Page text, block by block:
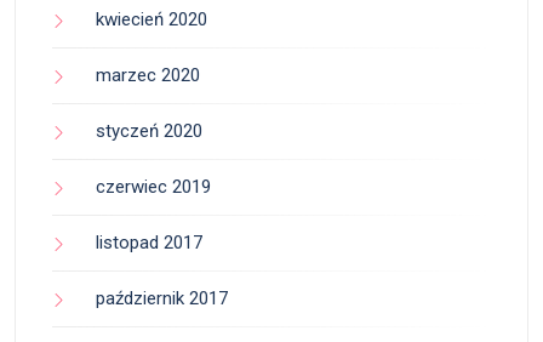
kwiecień 2020
marzec 2020
styczeń 2020
czerwiec 2019
listopad 2017
październik 2017